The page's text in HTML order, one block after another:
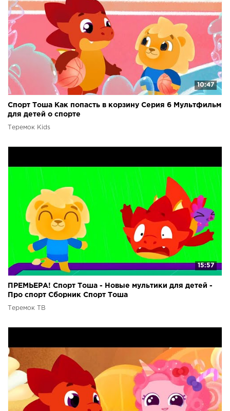
10:47
Спорт Тоша Как попасть в корзину Серия 6 Мультфильм
для детей о спорте
Теремок Kids
15:57
ПРЕМЬЕРА! Спорт Тоша - Новые мультики для детей -
Про спорт Сборник Спорт Тоша
Теремок ТВ